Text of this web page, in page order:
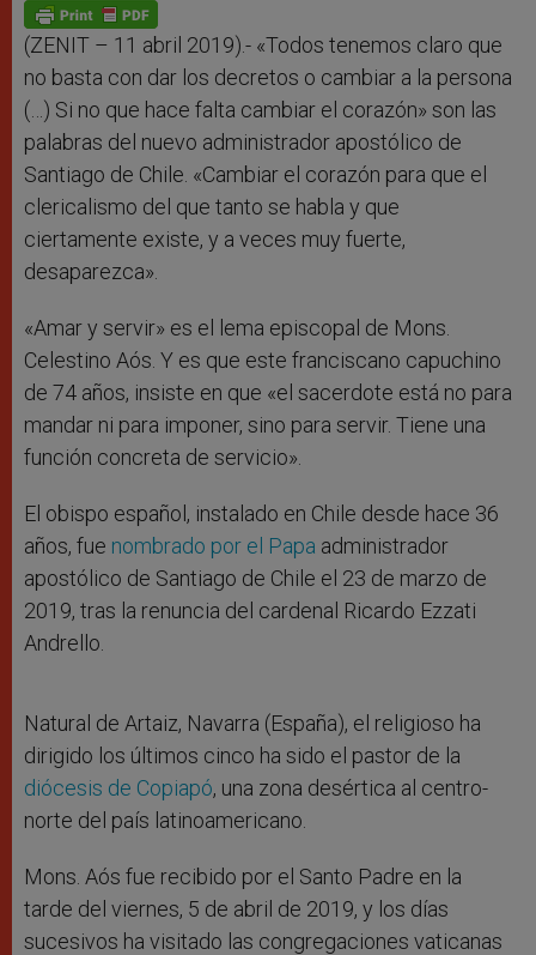
p
p
g
e
o
k
(ZENIT – 11 abril 2019).- «Todos tenemos claro que
no basta con dar los decretos o cambiar a la persona
(…) Si no que hace falta cambiar el corazón» son las
palabras del nuevo administrador apostólico de
Santiago de Chile. «Cambiar el corazón para que el
clericalismo del que tanto se habla y que
ciertamente existe, y a veces muy fuerte,
desaparezca».
«Amar y servir» es el lema episcopal de Mons.
Celestino Aós. Y es que este franciscano capuchino
de 74 años, insiste en que «el sacerdote está no para
mandar ni para imponer, sino para servir. Tiene una
función concreta de servicio».
El obispo español, instalado en Chile desde hace 36
años, fue nombrado por el Papa administrador
apostólico de Santiago de Chile el 23 de marzo de
2019, tras la renuncia del cardenal Ricardo Ezzati
Andrello.
Natural de Artaiz, Navarra (España), el religioso ha
dirigido los últimos cinco ha sido el pastor de la
diócesis de Copiapó, una zona desértica al centro-
norte del país latinoamericano.
Mons. Aós fue recibido por el Santo Padre en la
tarde del viernes, 5 de abril de 2019, y los días
sucesivos ha visitado las congregaciones vaticanas